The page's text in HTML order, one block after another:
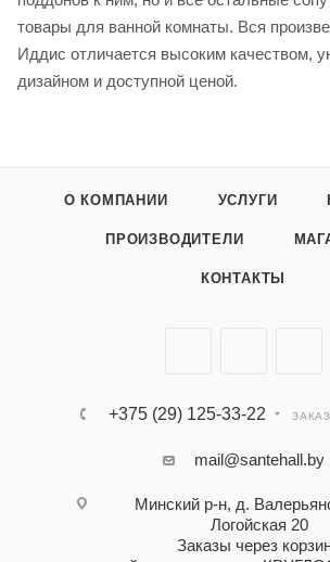
товары для ванной комнаты. Вся
Иддис отличается высоким качеством,
дизайном и доступной ценой.
О КОМПАНИИ УСЛУГИ
ПРОИЗВОДИТЕЛИ
КОНТАКТЫ
+375 (29) 125-33-22
mail@santehall.by
Минский р-н, д.
Логойская 20
Заказы через